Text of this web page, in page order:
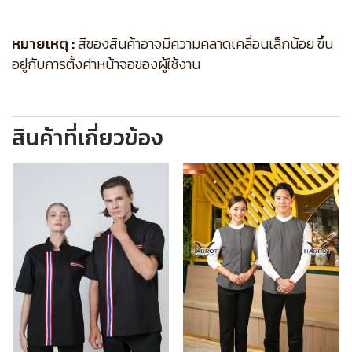
หมายเหตุ :สีของสินค้าอาจมีความคลาดเคลื่อนเล็กน้อย ขึ้น
อยู่กับการตั้งค่าหน้าจอของผู้ใช้งาน
สินค้าที่เกี่ยวข้อง